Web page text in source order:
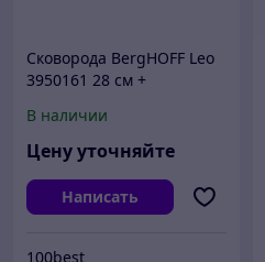
Сковорода BergHOFF Leo
3950161 28 см +
крышка 28 см.
В наличии
Цену уточняйте
Написать
100best